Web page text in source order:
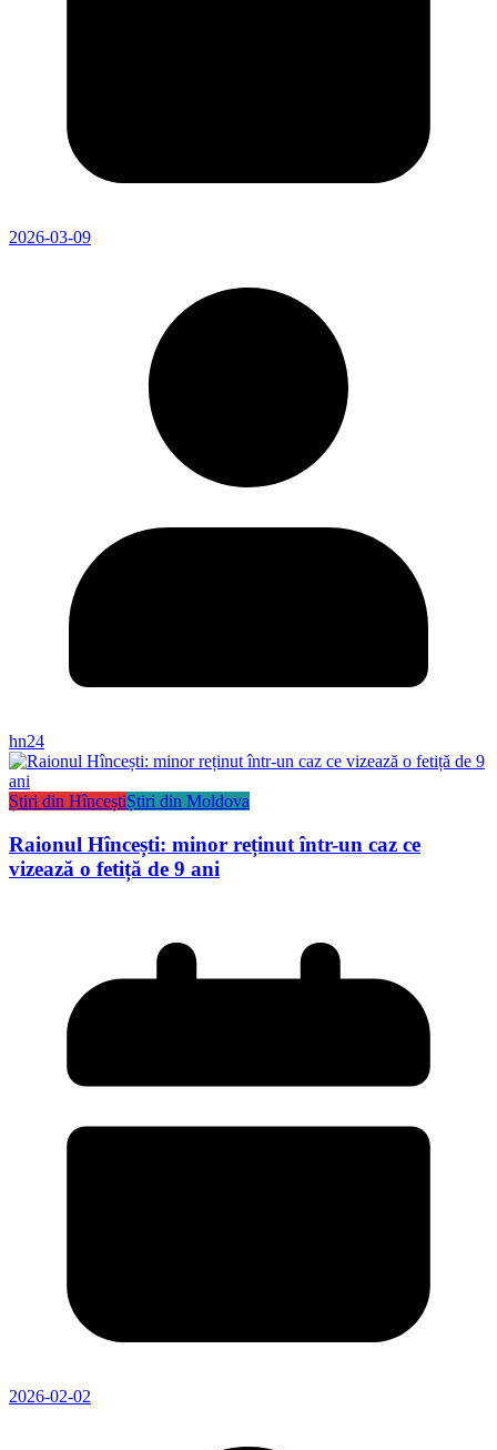
2026-03-09
hn24
Știri din HînceștiȘtiri din Moldova
Raionul Hîncești: minor reținut într-un caz ce
vizează o fetiță de 9 ani
2026-02-02